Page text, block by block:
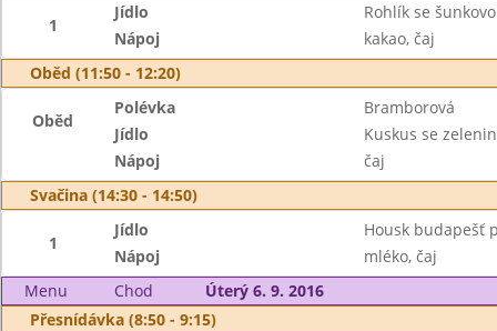
1
Jídlo
Rohlík se
Nápoj
kakao, čaj
Oběd (11:50 - 12:20)
Oběd
Polévka
Bramborová
Jídlo
Kuskus se
Nápoj
čaj
Svačina (14:30 - 14:50)
1
Jídlo
Housk budapešť
Nápoj
mléko, čaj
Menu
Chod
Úterý 6. 9. 2016
Přesnídávka (8:50 - 9:15)